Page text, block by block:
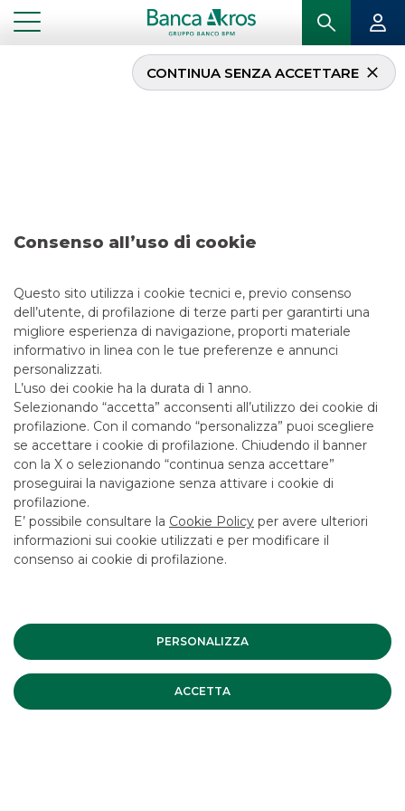
Consenso all’uso di cookie
Questo sito utilizza i cookie tecnici e, previo consenso
dell’utente, di profilazione di terze parti per garantirti una
migliore esperienza di navigazione, proporti materiale
informativo in linea con le tue preferenze e annunci
personalizzati.
L’uso dei cookie ha la durata di 1 anno.
Selezionando “accetta” acconsenti all’utilizzo dei cookie di
profilazione. Con il comando “personalizza” puoi scegliere
se accettare i cookie di profilazione. Chiudendo il banner
con la X o selezionando “continua senza accettare”
proseguirai la navigazione senza attivare i cookie di
profilazione.
E’ possibile consultare la Cookie Policy per avere ulteriori
informazioni sui cookie utilizzati e per modificare il
consenso ai cookie di profilazione.
PERSONALIZZA
ACCETTA
CONTINUA SENZA ACCETTARE
Ricerca – Almawave
SPONSORED RESEARCH
LINK UTILI
CONTATTACI
LAVORA CON NOI
SICUREZZA
ALTRI SITI DEL GRUPPO
SOCIETA' PARTECIPATE